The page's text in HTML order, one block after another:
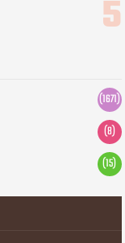
(1671)
(8)
(15)